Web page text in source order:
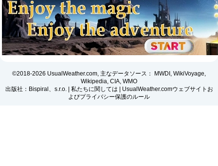
©2018-2026 UsualWeather.com, 主なデータソース： MWDI, WikiVoyage,
Wikipedia, CIA, WMO
出版社：Bispiral、s.r.o. | 私たちに関しては | UsualWeather.comウェブサイトお
よびプライバシー保護のルール